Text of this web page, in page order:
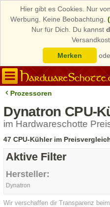
Hier gibt es Cookies. Nur
Werbung. Keine Beobachtung.
Nur für Dich. Du kannst
Merken
Prozessoren
Dynatron CPU-
im Hardwareschotte
47 CPU-Kühler im
Aktive Filter
Hersteller:
Dynatron
Wir verschaffen dir Transparenz